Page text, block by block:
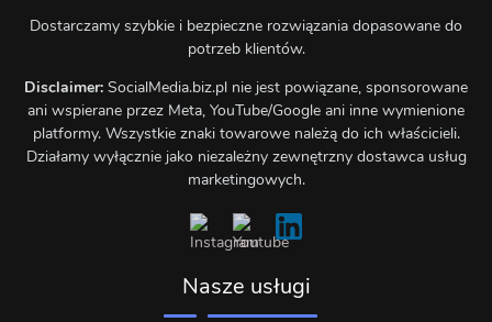
Dostarczamy szybkie i bezpieczne rozwiązania dopasowane do
potrzeb klientów.
Disclaimer: SocialMedia.biz.pl nie jest powiązane, sponsorowane
ani wspierane przez Meta, YouTube/Google ani inne wymienione
platformy. Wszystkie znaki towarowe należą do ich właścicieli.
Działamy wyłącznie jako niezależny zewnętrzny dostawca usług
marketingowych.
Nasze usługi